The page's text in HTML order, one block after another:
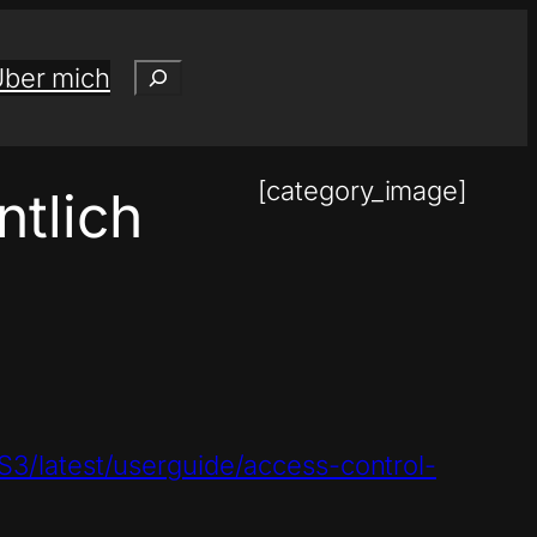
mich Suchen
[category_image]
latest/userguide/access-control-